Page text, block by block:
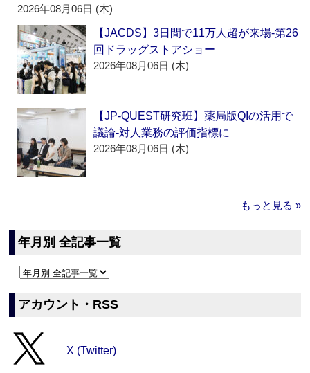
2026年08月06日 (木)
【JACDS】3日間で11万人超が来場‐第26
回ドラッグストアショー
2026年08月06日 (木)
【JP-QUEST研究班】薬局版QIの活用で
議論‐対人業務の評価指標に
2026年08月06日 (木)
もっと見る »
年月別 全記事一覧
アカウント・RSS
X (Twitter)